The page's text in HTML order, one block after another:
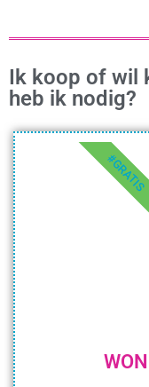
Ik koop of wil
heb ik nodig?
#GRATIS